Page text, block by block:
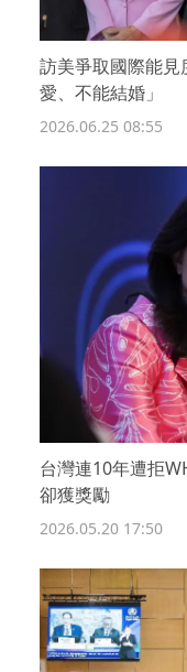
訪美爭取國際能
愛、不能結婚」
2026.06.25 08:55
台灣連10年遭拒
卻獲獎勵
2026.05.20 17:50